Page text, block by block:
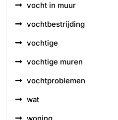
vocht in muur
vochtbestrijding
vochtige
vochtige muren
vochtproblemen
wat